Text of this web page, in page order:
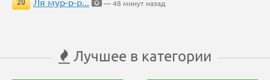
20
— 48 минут назад
Лучшее в категории